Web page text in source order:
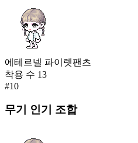
에테르넬 파이렛팬츠
착용 수 13
#10
무기 인기 조합